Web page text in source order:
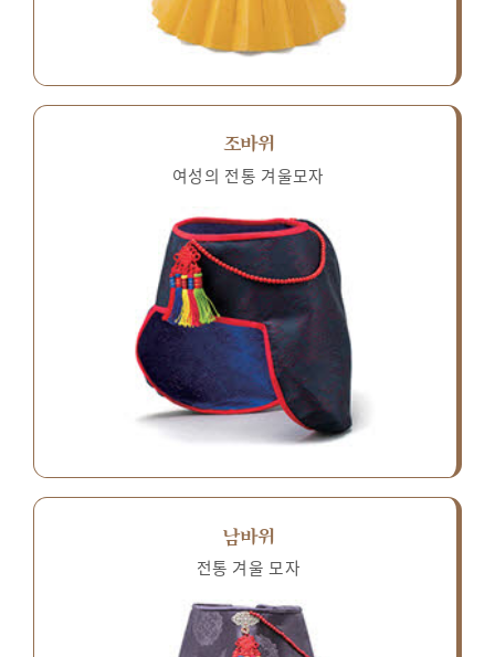
조바위
여성의 전통 겨울모자
남바위
전통 겨울 모자